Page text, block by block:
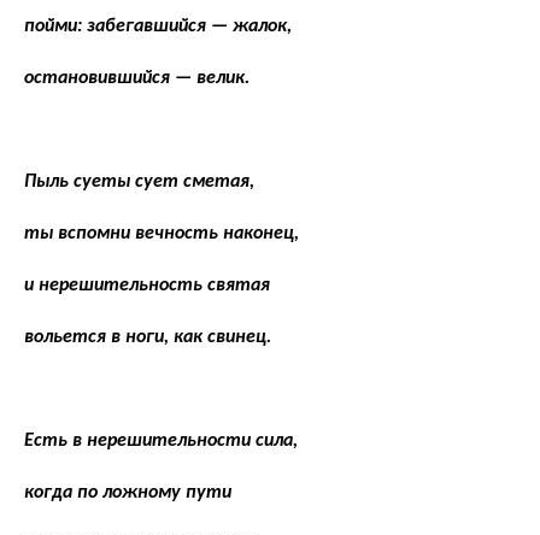
пойми: забегавшийся — жалок,
остановившийся — велик.
Пыль суеты сует сметая,
ты вспомни вечность наконец,
и нерешительность святая
вольется в ноги, как свинец.
Есть в нерешительности сила,
когда по ложному пути